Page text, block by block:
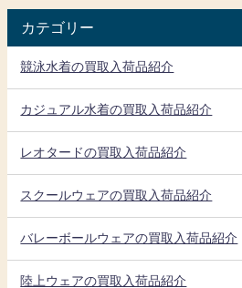
カテゴリー
競泳水着の買取入荷品紹介
カジュアル水着の買取入荷品紹介
レオタードの買取入荷品紹介
スクールウェアの買取入荷品紹介
バレーボールウェアの買取入荷品紹介
陸上ウェアの買取入荷品紹介